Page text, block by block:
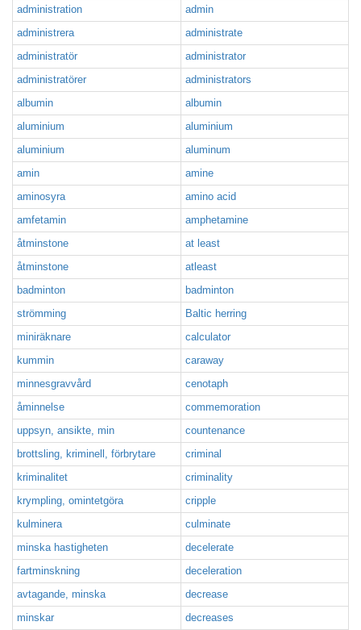
administration
admin
administrera
administrate
administratör
administrator
administratörer
administrators
albumin
albumin
aluminium
aluminium
aluminium
aluminum
amin
amine
aminosyra
amino acid
amfetamin
amphetamine
åtminstone
at least
åtminstone
atleast
badminton
badminton
strömming
Baltic herring
miniräknare
calculator
kummin
caraway
minnesgravvård
cenotaph
åminnelse
commemoration
uppsyn, ansikte, min
countenance
brottsling, kriminell, förbrytare
criminal
kriminalitet
criminality
krympling, omintetgöra
cripple
kulminera
culminate
minska hastigheten
decelerate
fartminskning
deceleration
avtagande, minska
decrease
minskar
decreases